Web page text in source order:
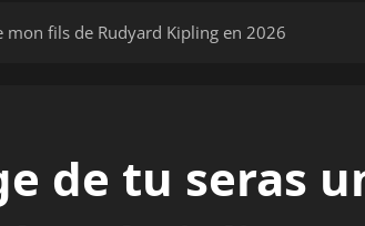
fils de Rudyard Kipling en 2026
de tu seras